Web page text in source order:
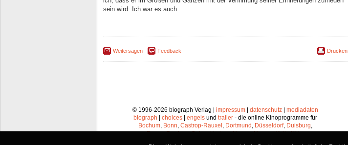
sein wird. Ich war es auch.
Weitersagen Feedback Drucken
© 1996-2026 biograph Verlag | impressum | datenschutz | mediadaten
biograph | choices | engels und trailer - die online Kinoprogramme für
Bochum Bonn Castrop-Rauxel Dortmund Düsseldorf, Duisburg
Essen,Frechen,Gelsenkirchen,Hagen,Herne,Hürth,Köln,